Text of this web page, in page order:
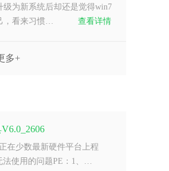
级为新系统后却还是觉得win7
，看来习惯…
查看详情
多+
在少数最新硬件平台上程
法使用的问题PE：1、…